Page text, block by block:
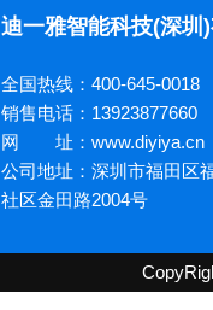
迪一雅智能科技(深圳)
全国热线：400-645-0018
销售电话：13923877660
网 址：www.diyiya.cn
公司地址：深圳市福田区
社区金田路2004号